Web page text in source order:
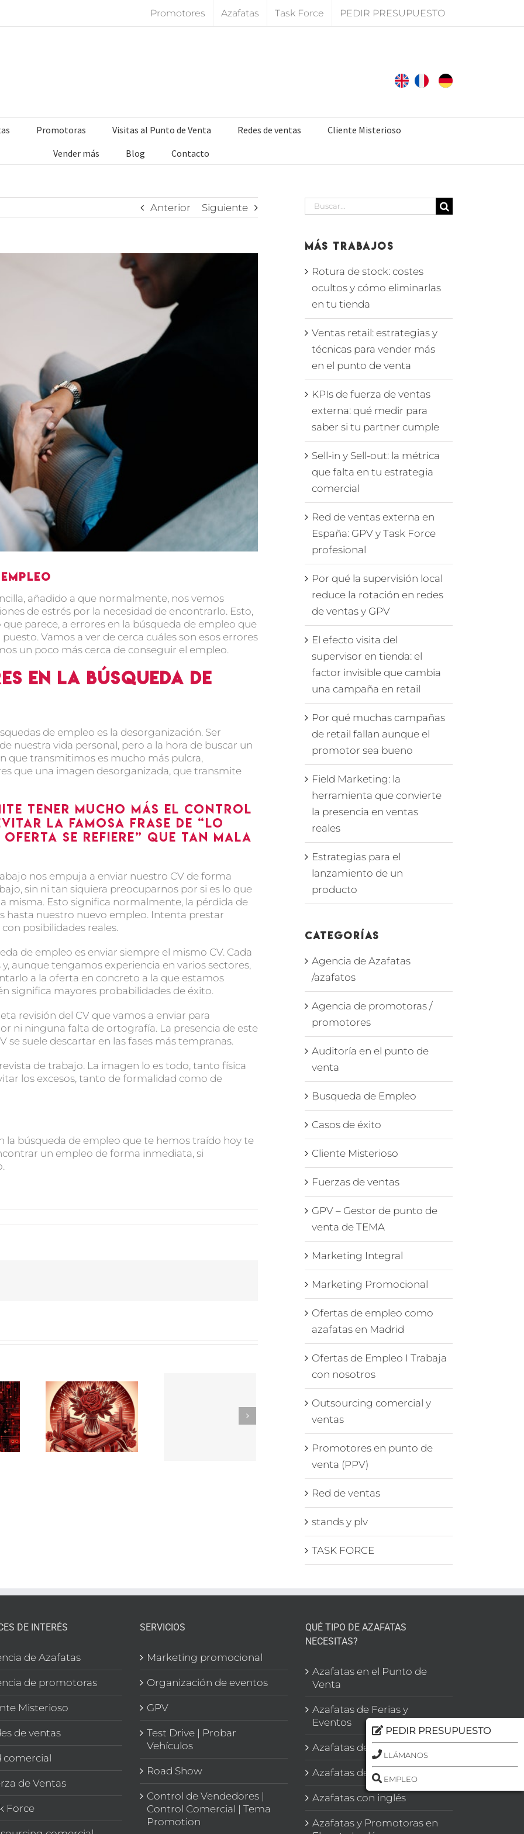
Promotores Azafatas Task Force PEDIR PRESUPUESTO
Promotoras Visitas al Punto de Venta Redes de ventas
Cliente Misterioso
Vender más
Blog Contacto
Anterior Siguiente
añadido a que normalmente, nos vemos
de estrés por la necesidad de encontrarlo. Esto,
parece, a errores en la búsqueda de empleo que
Vamos a ver de cerca cuáles son esos errores
un poco más cerca de conseguir el empleo.
en la búsqueda de
de empleo es la desorganización. Ser
nuestra vida personal, pero a la hora de buscar un
que transmitimos es mucho más pulcra,
que una imagen desorganizada, que transmite
tener mucho más el control
la famosa frase de “Lo
se refiere” que tan mala
nos empuja a enviar nuestro CV de forma
sin ni tan siquiera preocuparnos por si es lo que
misma. Esto significa normalmente, la pérdida de
hasta nuestro nuevo empleo. Intenta prestar
posibilidades reales.
de empleo es enviar siempre el mismo CV. Cada
aunque tengamos experiencia en varios sectores,
a la oferta en concreto a la que estamos
significa mayores probabilidades de éxito.
revisión del CV que vamos a enviar para
ni ninguna falta de ortografía. La presencia de este
se suele descartar en las fases más tempranas.
de trabajo. La imagen lo es todo, tanto física
los excesos, tanto de formalidad como de
la búsqueda de empleo que te hemos traído hoy te
un empleo de forma inmediata, si
Agencia
de
promotoras
en Huesca
evitar la
discriminación
en el
Buscar:
Más Trabajos
Rotura de stock: costes
ocultos y cómo eliminarlas
en tu tienda
Ventas retail: estrategias y
técnicas para vender más
en el punto de venta
KPIs de fuerza de ventas
externa: qué medir para
saber si tu partner cumple
Sell-in y Sell-out: la métrica
que falta en tu estrategia
comercial
Red de ventas externa en
España: GPV y Task Force
profesional
Por qué la supervisión local
reduce la rotación en redes
de ventas y GPV
El efecto visita del
supervisor en tienda: el
factor invisible que cambia
una campaña en retail
Por qué muchas campañas
de retail fallan aunque el
promotor sea bueno
Field Marketing: la
herramienta que convierte
la presencia en ventas
reales
Estrategias para el
lanzamiento de un
producto
Categorías
Agencia de Azafatas
/azafatos
Agencia de promotoras /
promotores
Auditoría en el punto de
venta
Busqueda de Empleo
Casos de éxito
Cliente Misterioso
Fuerzas de ventas
GPV – Gestor de punto de
venta de TEMA
Marketing Integral
Marketing Promocional
Ofertas de empleo como
azafatas en Madrid
Ofertas de Empleo I Trabaja
con nosotros
Outsourcing comercial y
ventas
Promotores en punto de
venta (PPV)
Red de ventas
stands y plv
TASK FORCE
DE INTERÉS
de Azafatas
de promotoras
Misterioso
de ventas
comercial
de Ventas
Force
SERVICIOS
Marketing promocional
Organización de eventos
GPV
Test Drive | Probar
Vehículos
Road Show
Control de Vendedores |
Control Comercial | Tema
Promotion
QUÉ TIPO DE AZAFATAS
NECESITAS?
Azafatas en el Punto de
Venta
Azafatas de Ferias y
Eventos
Azafatas de Congresos
Azafatas de Imagen
Azafatas con inglés
Azafatas y Promotoras en
PEDIR PRESUPUESTO
LLÁMANOS
EMPLEO